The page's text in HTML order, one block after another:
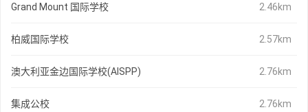
Grand Mount 国际学校 2.46km
柏威国际学校 2.57km
澳大利亚金边国际学校(AISPP) 2.76km
集成公校 2.76km